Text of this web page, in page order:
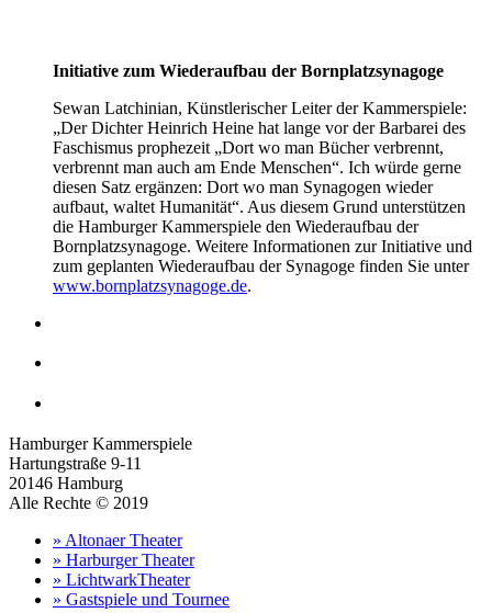
Initiative zum Wiederaufbau der Bornplatzsynagoge
Sewan Latchinian, Künstlerischer Leiter der Kammerspiele:
„Der Dichter Heinrich Heine hat lange vor der Barbarei des
Faschismus prophezeit „Dort wo man Bücher verbrennt,
verbrennt man auch am Ende Menschen“. Ich würde gerne
diesen Satz ergänzen: Dort wo man Synagogen wieder
aufbaut, waltet Humanität“. Aus diesem Grund unterstützen
die Hamburger Kammerspiele den Wiederaufbau der
Bornplatzsynagoge. Weitere Informationen zur Initiative und
zum geplanten Wiederaufbau der Synagoge finden Sie unter
www.bornplatzsynagoge.de.
Hamburger Kammerspiele
Hartungstraße 9-11
20146 Hamburg
Alle Rechte © 2019
» Altonaer Theater
» Harburger Theater
» LichtwarkTheater
» Gastspiele und Tournee